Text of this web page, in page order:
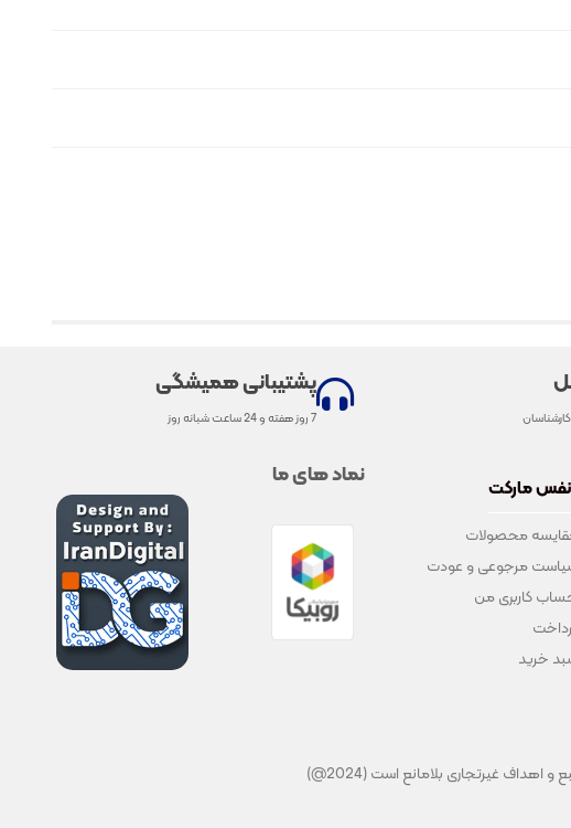
پشتیبانی همیشگی
7 روز هفته و 24 ساعت شبانه روز
نفس مارکت
محصولات
مرجوعی و عودت
کاربری من
خرید
نماد های ما
غیرتجاری بلامانع است (2024@)